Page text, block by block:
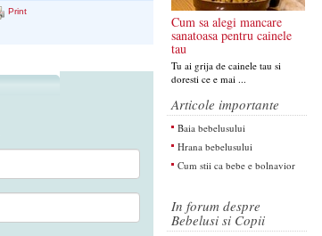
Print
Cum sa alegi mancare
sanatoasa pentru cainele
tau
Tu ai grija de cainele tau si
doresti ce e mai ...
Articole importante
Baia bebelusului
Hrana bebelusului
Cum stii ca bebe e bolnavior
In forum despre
Bebelusi si Copii